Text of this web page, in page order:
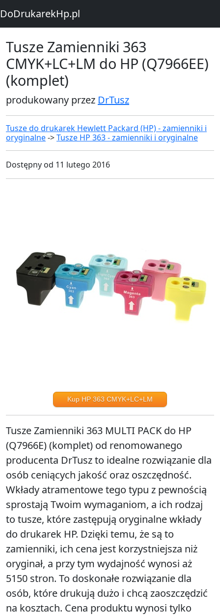
DoDrukarekHp.pl
Tusze Zamienniki 363
CMYK+LC+LM do HP (Q7966EE)
(komplet)
produkowany przez DrTusz
Tusze do drukarek Hewlett Packard (HP) - zamienniki i
oryginalne->Tusze HP 363 - zamienniki i oryginalne
Dostępny od 11 lutego 2016
Kup HP 363 CMYK+LC+LM
Tusze Zamienniki 363 MULTI PACK do HP
(Q7966E) (komplet) od renomowanego
producenta DrTusz to idealne rozwiązanie dla
osób ceniących jakość oraz oszczędność.
Wkłady atramentowe tego typu z pewnością
sprostają Twoim wymaganiom, a ich rodzaj
to tusze, które zastępują oryginalne wkłady
do drukarek HP. Dzięki temu, że są to
zamienniki, ich cena jest korzystniejsza niż
oryginał, a przy tym wydajność wynosi aż
5150 stron. To doskonałe rozwiązanie dla
osób, które drukują dużo i chcą zaoszczędzić
na kosztach. Cena produktu wynosi tylko